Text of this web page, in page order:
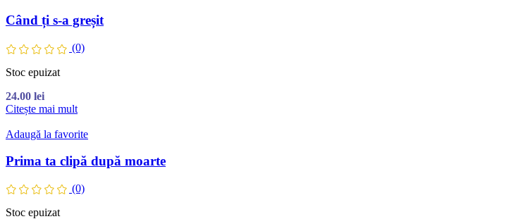
Când ți s-a greșit
(0)
Stoc epuizat
24.00 lei
Citește mai mult
Adaugă la favorite
Prima ta clipă după moarte
(0)
Stoc epuizat